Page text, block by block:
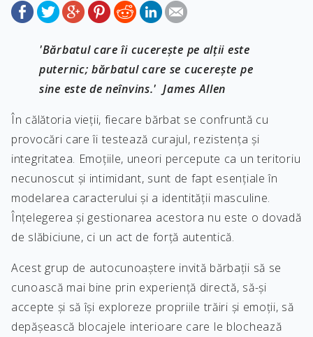
'Bărbatul care îi cucerește pe alții este
puternic; bărbatul care se cucerește pe
sine este de neînvins.' James Allen
În călătoria vieții, fiecare bărbat se confruntă cu
provocări care îi testează curajul, rezistența și
integritatea. Emoțiile, uneori percepute ca un teritoriu
necunoscut și intimidant, sunt de fapt esențiale în
modelarea caracterului și a identității masculine.
Înțelegerea și gestionarea acestora nu este o dovadă
de slăbiciune, ci un act de forță autentică.
Acest grup de autocunoaștere invită bărbații să se
cunoască mai bine prin experiență directă, să-și
accepte și să își exploreze propriile trăiri și emoții, să
depășească blocajele interioare care le blochează